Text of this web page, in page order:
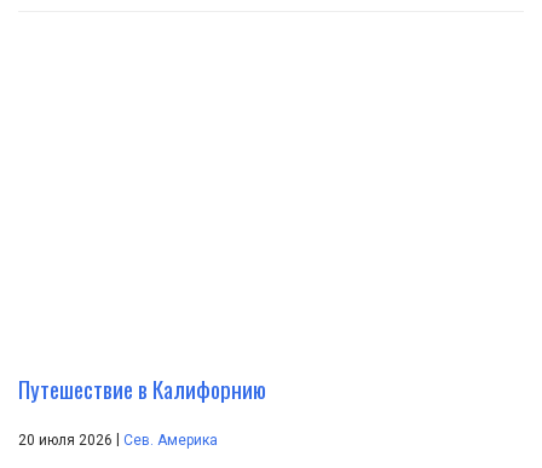
Путешествие в Калифорнию
20 июля 2026 Сев. Америка